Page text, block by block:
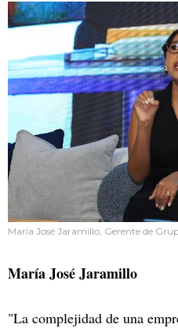
María José Jaramillo, Gerente de
María José Jaramillo
"La complejidad de una